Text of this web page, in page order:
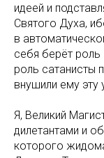
идеей и
Святого Духа,
в
себя берёт
роль сатанисты
внушили ему эту
Я, Великий
дилетантами и
которого